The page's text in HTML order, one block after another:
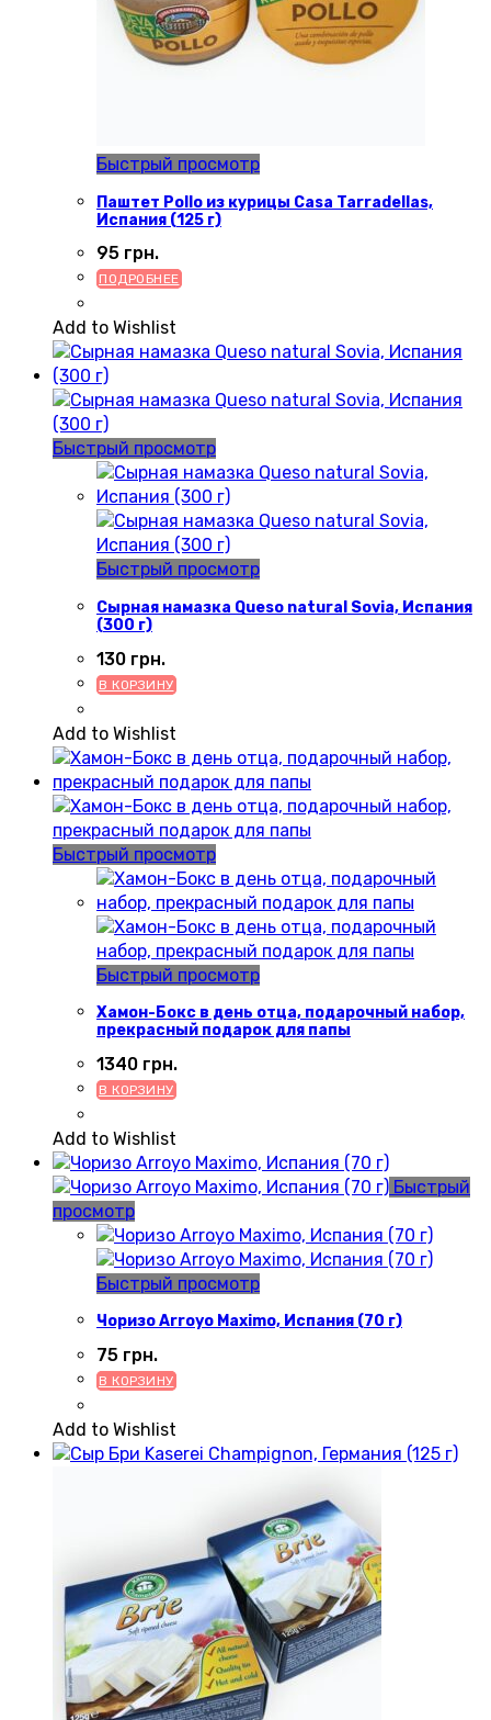
Быстрый просмотр
Паштет Pollo из курицы Casa Tarradellas,
Испания (125 г)
95 грн.
ПОДРОБНЕЕ
Add to Wishlist
Быстрый просмотр
Быстрый просмотр
Сырная намазка Queso natural Sovia, Испания
(300 г)
130 грн.
В КОРЗИНУ
Add to Wishlist
Быстрый просмотр
Быстрый просмотр
Хамон-Бокс в день отца, подарочный набор,
прекрасный подарок для папы
1340 грн.
В КОРЗИНУ
Add to Wishlist
Быстрый
просмотр
Быстрый просмотр
Чоризо Arroyo Maximo, Испания (70 г)
75 грн.
В КОРЗИНУ
Add to Wishlist